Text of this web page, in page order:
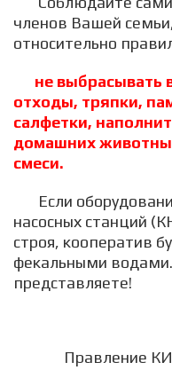
членов Вашей
относительно
не выбрасывать
отходы, тряпки,
салфетки,
домашних
смеси.
Если
насосных станций
строя, кооператив
фекальными
представляете!
Правление